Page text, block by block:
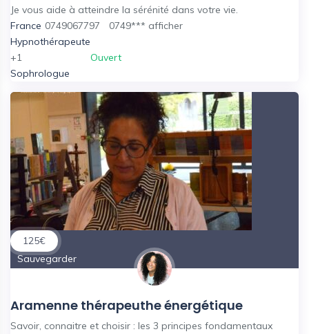
Je vous aide à atteindre la sérénité dans votre vie.
France 0749067797 0749*** afficher
Hypnothérapeute
+1
Sophrologue
Ouvert
125€
Sauvegarder
Aramenne thérapeuthe énergétique
Savoir, connaitre et choisir : les 3 principes fondamentaux